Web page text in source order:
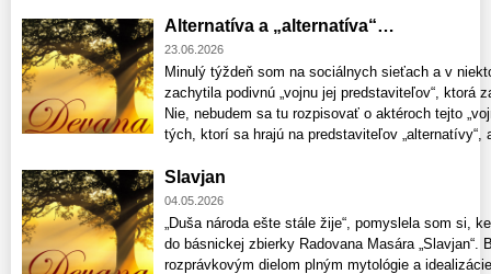
Alternatíva a „alternatíva“…
23.06.2026
Minulý týždeň som na sociálnych sieťach a v
zachytila podivnú „vojnu jej predstaviteľov“, ktorá
Nie, nebudem sa tu rozpisovať o aktéroch tejto
tých, ktorí sa hrajú na predstaviteľov „alternatívy“,
Slavjan
04.05.2026
„Duša národa ešte stále žije“, pomyslela som si,
do básnickej zbierky Radovana Masára „Slavjan“.
rozprávkovým dielom plným mytológie a